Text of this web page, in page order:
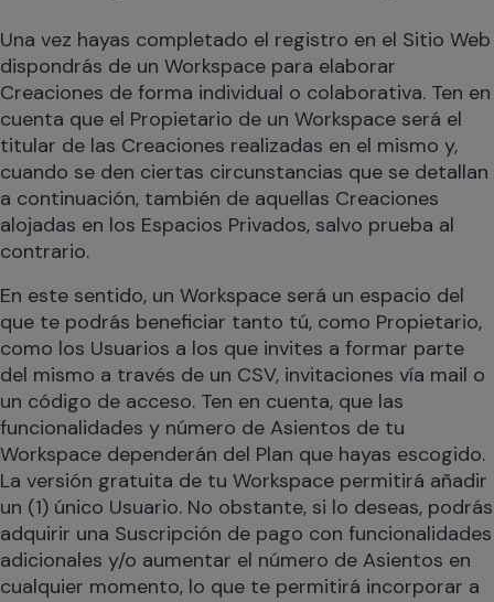
Una vez hayas completado el registro en el Sitio Web
dispondrás de un Workspace para elaborar
Creaciones de forma individual o colaborativa. Ten en
cuenta que el Propietario de un Workspace será el
titular de las Creaciones realizadas en el mismo y,
cuando se den ciertas circunstancias que se detallan
a continuación, también de aquellas Creaciones
alojadas en los Espacios Privados, salvo prueba al
contrario.
En este sentido, un Workspace será un espacio del
que te podrás beneficiar tanto tú, como Propietario,
como los Usuarios a los que invites a formar parte
del mismo a través de un CSV, invitaciones vía mail o
un código de acceso. Ten en cuenta, que las
funcionalidades y número de Asientos de tu
Workspace dependerán del Plan que hayas escogido.
La versión gratuita de tu Workspace permitirá añadir
un (1) único Usuario. No obstante, si lo deseas, podrás
adquirir una Suscripción de pago con funcionalidades
adicionales y/o aumentar el número de Asientos en
cualquier momento, lo que te permitirá incorporar a